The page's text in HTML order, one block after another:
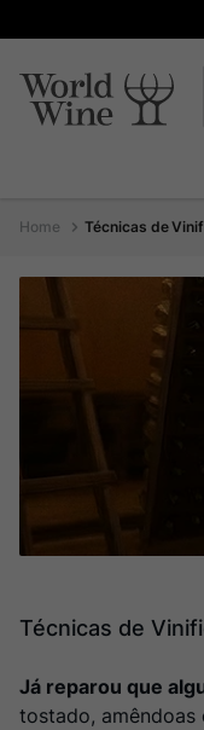
Técnicas de
Técnicas de
Já reparou que
tostado, amêndoas
1º Maçanita
Barolo
Chablis
Bodega